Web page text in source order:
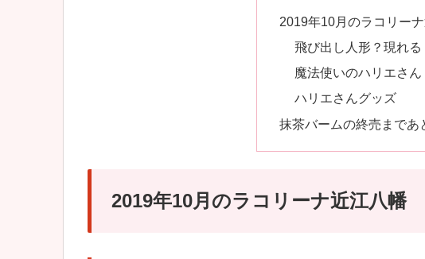
2019年10月のラコリー
飛び出し人形？現れる
魔法使いのハリエさん
ハリエさんグッズ
抹茶バームの終売まであ
2019年10月のラコリーナ近江八幡